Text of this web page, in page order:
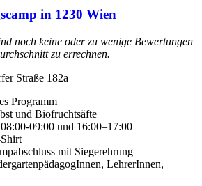
in 1230 Wien
noch keine oder zu wenige Bewertungen
zu errechnen.
Straße 182a
Programm
und Biofruchtsäfte
09:00 und 16:00–17:00
mit Siegerehrung
LehrerInnen,